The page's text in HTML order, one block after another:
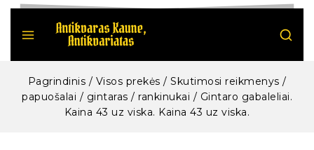
Pagrindinis / Visos prekės / Skutimosi reikmenys /
papuošalai / gintaras / rankinukai / Gintaro gabaleliai.
Kaina 43 uz viska. Kaina 43 uz viska.